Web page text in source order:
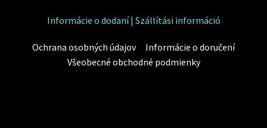
Informácie o dodaní | Szállítási információ
Ochrana osobných údajov
Informácie o doručení
Všeobecné obchodné podmienky